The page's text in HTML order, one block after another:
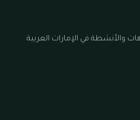
والأنشطة في الإمارات العربية